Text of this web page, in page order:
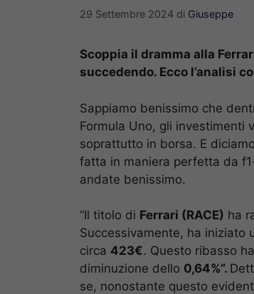
29 Settembre 2024 di Giuseppe
Scoppia il dramma alla
succedendo. Ecco l’analisi
Sappiamo benissimo che
Formula Uno, gli investimenti
soprattutto in borsa. E
fatta in maniera perfetta da
andate benissimo.
“Il titolo di Ferrari (RACE) ha
Successivamente, ha
circa 423€. Questo ribasso
diminuzione dello 0,64%”.
se, nonostante questo